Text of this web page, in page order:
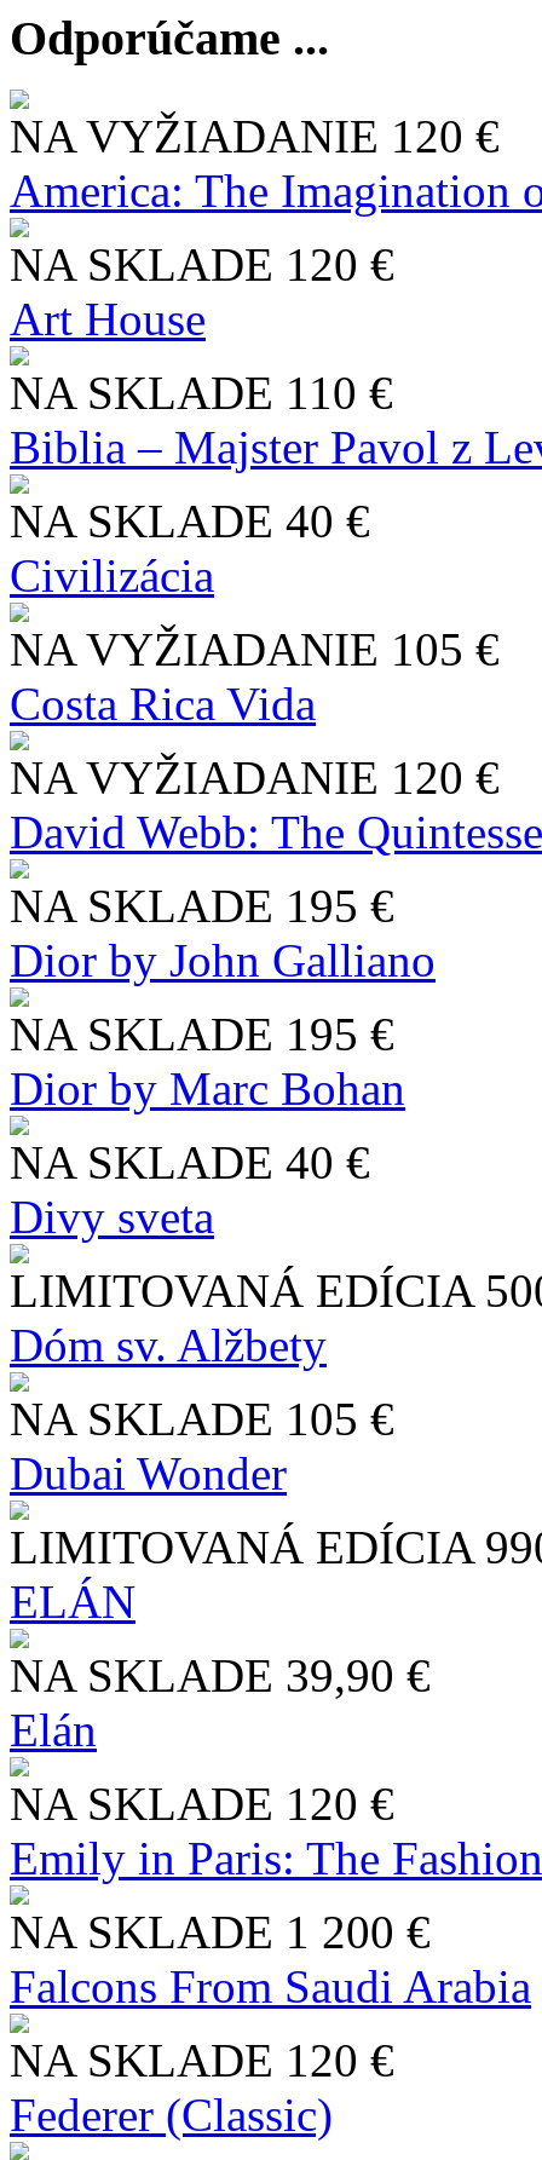
Odporúčame ...
NA VYŽIADANIE 120 €
America: The Imagination
NA SKLADE 120 €
Art House
NA SKLADE 110 €
Biblia – Majster Pavol z
NA SKLADE 40 €
Civilizácia
NA VYŽIADANIE 105 €
Costa Rica Vida
NA VYŽIADANIE 120 €
David Webb: The
NA SKLADE 195 €
Dior by John Galliano
NA SKLADE 195 €
Dior by Marc Bohan
NA SKLADE 40 €
Divy sveta
LIMITOVANÁ EDÍCIA
Dóm sv. Alžbety
NA SKLADE 105 €
Dubai Wonder
LIMITOVANÁ EDÍCIA
ELÁN
NA SKLADE 39,90 €
Elán
NA SKLADE 120 €
Emily in Paris: The
NA SKLADE 1 200 €
Falcons From Saudi Arabia
NA SKLADE 120 €
Federer (Classic)